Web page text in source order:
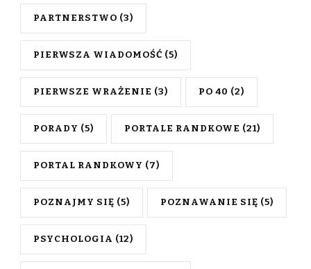
PARTNERSTWO (3)
PIERWSZA WIADOMOŚĆ (5)
PIERWSZE WRAŻENIE (3) PO 40 (2)
PORADY (5) PORTALE RANDKOWE (21)
PORTAL RANDKOWY (7)
POZNAJMY SIĘ (5) POZNAWANIE SIĘ (5)
PSYCHOLOGIA (12)